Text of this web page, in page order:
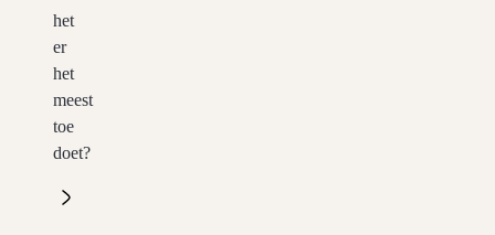
het
er
het
meest
toe
doet?